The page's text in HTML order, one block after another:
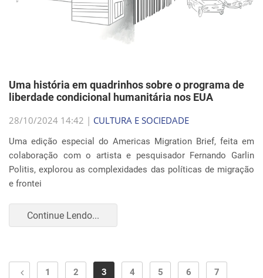
Uma história em quadrinhos sobre o programa de
liberdade condicional humanitária nos EUA
28/10/2024 14:42 | CULTURA E SOCIEDADE
Uma edição especial do Americas Migration Brief, feita em
colaboração com o artista e pesquisador Fernando Garlin
Politis, explorou as complexidades das políticas de migração
e frontei
Continue Lendo...
1 2 3 4 5 6 7